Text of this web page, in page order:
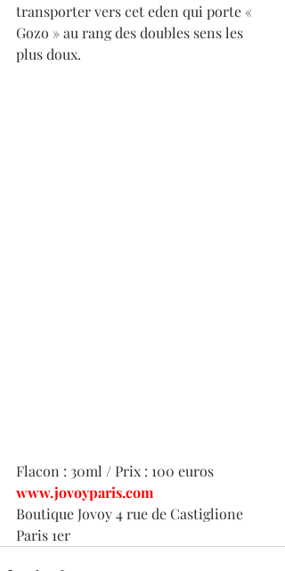
transporter vers cet eden qui porte «
Gozo » au rang des doubles sens les
plus doux.
Flacon : 30ml / Prix : 100 euros
www.jovoyparis.com
Boutique Jovoy 4 rue de Castiglione
Paris 1er